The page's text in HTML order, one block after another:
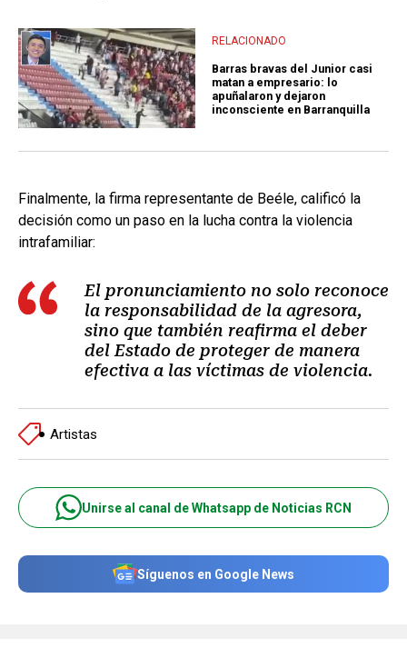
RELACIONADO
Barras bravas del Junior casi
matan a empresario: lo
apuñalaron y dejaron
inconsciente en Barranquilla
Finalmente, la firma representante de Beéle, calificó la
decisión como un paso en la lucha contra la violencia
intrafamiliar:
El pronunciamiento no solo reconoce
la responsabilidad de la agresora,
sino que también reafirma el deber
del Estado de proteger de manera
efectiva a las víctimas de violencia.
Artistas
Unirse al canal de Whatsapp de Noticias RCN
Síguenos en Google News